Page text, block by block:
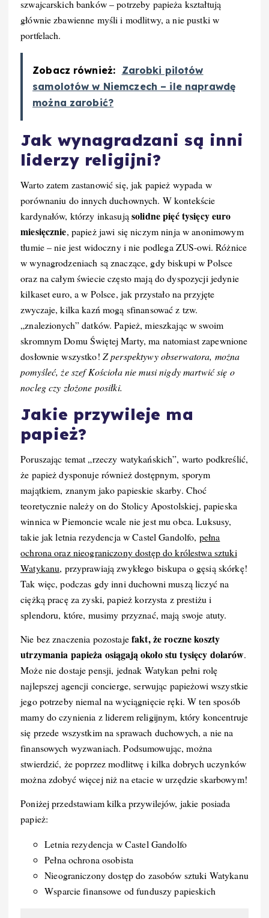
szwajcarskich banków – potrzeby papieża kształtują
głównie zbawienne myśli i modlitwy, a nie pustki w
portfelach.
Zobacz również: Zarobki pilotów
samolotów w Niemczech – ile naprawdę
można zarobić?
Jak wynagradzani są inni
liderzy religijni?
Warto zatem zastanowić się, jak papież wypada w
porównaniu do innych duchownych. W kontekście
kardynałów, którzy inkasująsolidne pięć tysięcy euro
miesięcznie, papież jawi się niczym ninja w anonimowym
tłumie – nie jest widoczny i nie podlega ZUS-owi. Różnice
w wynagrodzeniach są znaczące, gdy biskupi w Polsce
oraz na całym świecie często mają do dyspozycji jedynie
kilkaset euro, a w Polsce, jak przystało na przyjęte
zwyczaje, kilka kazń mogą sfinansować z tzw.
„znalezionych” datków. Papież, mieszkając w swoim
skromnym Domu Świętej Marty, ma natomiast zapewnione
dosłownie wszystko! Z perspektywy obserwatora, można
pomyśleć, że szef Kościoła nie musi nigdy martwić się o
nocleg czy złożone posiłki.
Jakie przywileje ma
papież?
Poruszając temat „rzeczy watykańskich”, warto podkreślić,
że papież dysponuje również dostępnym, sporym
majątkiem, znanym jako papieskie skarby. Choć
teoretycznie należy on do Stolicy Apostolskiej, papieska
winnica w Piemoncie wcale nie jest mu obca. Luksusy,
takie jak letnia rezydencja w Castel Gandolfo, pełna
ochrona oraz nieograniczony dostęp do królestwa sztuki
Watykanu, przyprawiają zwykłego biskupa o gęsią skórkę!
Tak więc, podczas gdy inni duchowni muszą liczyć na
ciężką pracę za zyski, papież korzysta z prestiżu i
splendoru, które, musimy przyznać, mają swoje atuty.
Nie bez znaczenia pozostajefakt, że roczne koszty
utrzymania papieża osiągają około stu tysięcy dolarów.
Może nie dostaje pensji, jednak Watykan pełni rolę
najlepszej agencji concierge, serwując papieżowi wszystkie
jego potrzeby niemal na wyciągnięcie ręki. W ten sposób
mamy do czynienia z liderem religijnym, który koncentruje
się przede wszystkim na sprawach duchowych, a nie na
finansowych wyzwaniach. Podsumowując, można
stwierdzić, że poprzez modlitwę i kilka dobrych uczynków
można zdobyć więcej niż na etacie w urzędzie skarbowym!
Poniżej przedstawiam kilka przywilejów, jakie posiada
papież:
Letnia rezydencja w Castel Gandolfo
Pełna ochrona osobista
Nieograniczony dostęp do zasobów sztuki Watykanu
Wsparcie finansowe od funduszy papieskich